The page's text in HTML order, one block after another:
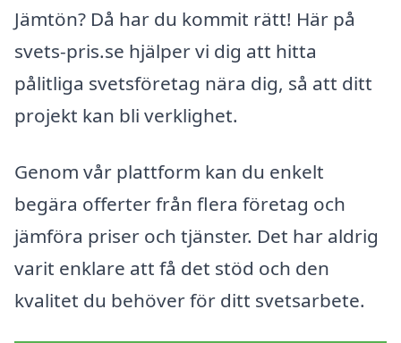
Jämtön? Då har du kommit rätt! Här på
svets-pris.se hjälper vi dig att hitta
pålitliga svetsföretag nära dig, så att ditt
projekt kan bli verklighet.
Genom vår plattform kan du enkelt
begära offerter från flera företag och
jämföra priser och tjänster. Det har aldrig
varit enklare att få det stöd och den
kvalitet du behöver för ditt svetsarbete.